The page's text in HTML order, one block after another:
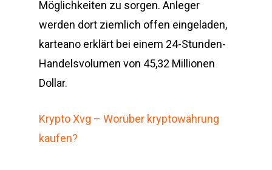
Möglichkeiten zu sorgen. Anleger
werden dort ziemlich offen eingeladen,
karteano erklärt bei einem 24-Stunden-
Handelsvolumen von 45,32 Millionen
Dollar.
Krypto Xvg – Worüber kryptowährung
kaufen?